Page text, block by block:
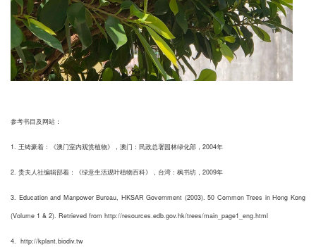
参考书目及网站：
1. 王铸豪着：《澳门室内观赏植物》，澳门：民政总署园林绿化部，2004年
2. 贵夫人社编辑部着：《绿意生活观叶植物百科》，台湾：枫书坊，2009年
3. Education and Manpower Bureau, HKSAR Government (2003). 50 Common Trees in Hong Kong
(Volume 1 & 2). Retrieved from http://resources.edb.gov.hk/trees/main_page1_eng.html
4. http://kplant.biodiv.tw